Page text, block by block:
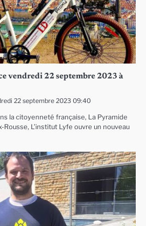
vendredi 22 septembre 2023 à
22 septembre 2023 09:40
la citoyenneté française, La Pyramide
Rousse, L’institut Lyfe ouvre un nouveau